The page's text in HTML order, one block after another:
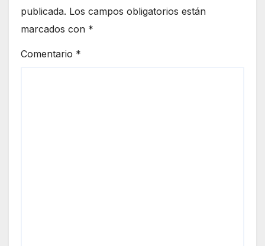
publicada. Los campos obligatorios están
marcados con *
Comentario *